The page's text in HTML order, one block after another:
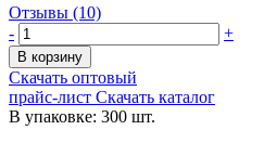
Отзывы (10)
-
+
В корзину
Скачать оптовый
прайс-лист Скачать каталог
В упаковке: 300 шт.